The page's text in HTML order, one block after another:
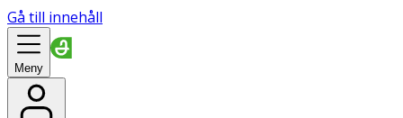
Gå till innehåll
Meny